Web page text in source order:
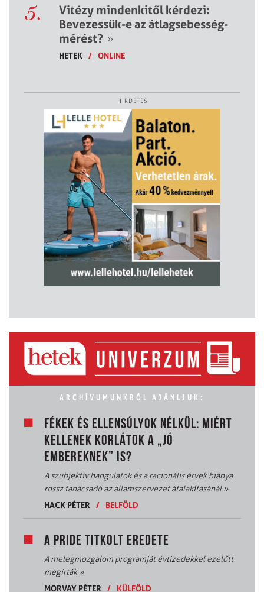
5.
Vitézy mindenkitől kérdezi:
Bevezessük-e az átlagsebesség-
mérést? »
HETEK / ONLINE
HIRDETÉS
ARCHÍVUMUNKBÓL AJÁNLJUK:
FÉKEK ÉS ELLENSÚLYOK NÉLKÜL: MIÉRT
KELLENEK KORLÁTOK A „JÓ
EMBEREKNEK” IS?
A szubjektív hangulatok és a racionális érvek hiánya
rossz tanácsadó az államszervezet átalakításánál»
HACK PÉTER / BELFÖLD
A PRIDE TITKOLT EREDETE
A melegmozgalom programját évtizedekkel ezelőtt
megírták»
MORVAY PÉTER / KÜLFÖLD